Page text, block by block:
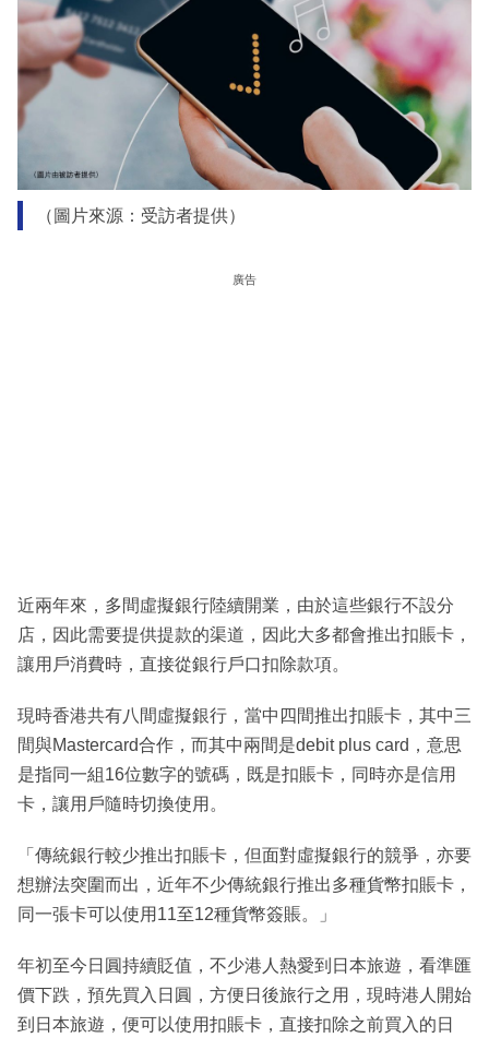
（圖片來源：受訪者提供）
廣告
近兩年來，多間虛擬銀行陸續開業，由於這些銀行不設分
店，因此需要提供提款的渠道，因此大多都會推出扣賬卡，
讓用戶消費時，直接從銀行戶口扣除款項。
現時香港共有八間虛擬銀行，當中四間推出扣賬卡，其中三
間與Mastercard合作，而其中兩間是debit plus card，意思
是指同一組16位數字的號碼，既是扣賬卡，同時亦是信用
卡，讓用戶隨時切換使用。
「傳統銀行較少推出扣賬卡，但面對虛擬銀行的競爭，亦要
想辦法突圍而出，近年不少傳統銀行推出多種貨幣扣賬卡，
同一張卡可以使用11至12種貨幣簽賬。」
年初至今日圓持續貶值，不少港人熱愛到日本旅遊，看準匯
價下跌，預先買入日圓，方便日後旅行之用，現時港人開始
到日本旅遊，便可以使用扣賬卡，直接扣除之前買入的日